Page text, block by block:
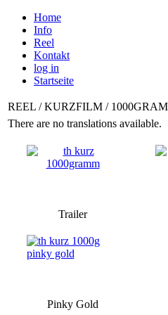
Home
Info
Reel
Kontakt
log in
Startseite
REEL / KURZFILM /
There are no translations available.
Trailer
Pinky Gold